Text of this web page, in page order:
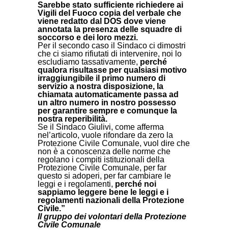
Sarebbe stato sufficiente richiedere ai
Vigili del Fuoco copia del verbale che
viene redatto dal DOS dove viene
annotata la presenza delle squadre di
soccorso e dei loro mezzi.
Per il secondo caso il Sindaco ci dimostri
che ci siamo rifiutati di intervenire, noi lo
escludiamo tassativamente, perché
qualora risultasse per qualsiasi motivo
irraggiungibile il primo numero di
servizio a nostra disposizione, la
chiamata automaticamente passa ad
un altro numero in nostro possesso
per garantire sempre e comunque la
nostra reperibilità.
Se il Sindaco Giulivi, come afferma
nel’articolo, vuole rifondare da zero la
Protezione Civile Comunale, vuol dire che
non è a conoscenza delle norme che
regolano i compiti istituzionali della
Protezione Civile Comunale, per far
questo si adoperi, per far cambiare le
leggi e i regolamenti, perché noi
sappiamo leggere bene le leggi e i
regolamenti nazionali della Protezione
Civile.”
Il gruppo dei volontari della Protezione
Civile Comunale